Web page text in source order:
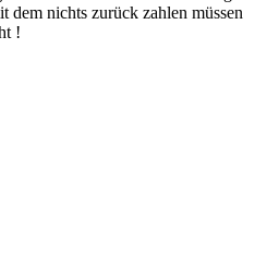
dem nichts zurück zahlen müssen
!